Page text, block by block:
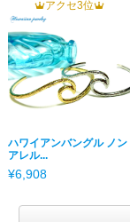
アクセ3位
ハワイアンバングル ノン
アレル...
¥6,908